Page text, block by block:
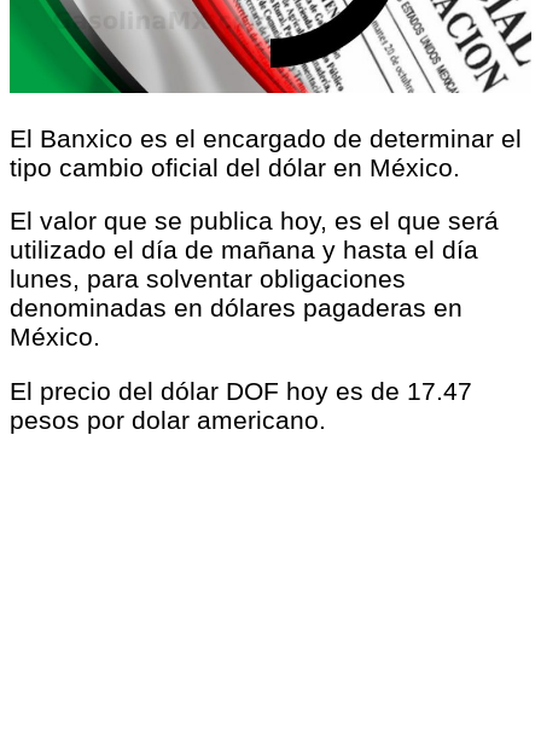
El Banxico es el encargado de determinar el
tipo cambio oficial del dólar en México.
El valor que se publica hoy, es el que será
utilizado el día de mañana y hasta el día
lunes, para solventar obligaciones
denominadas en dólares pagaderas en
México.
El precio del dólar DOF hoy es de 17.47
pesos por dolar americano.